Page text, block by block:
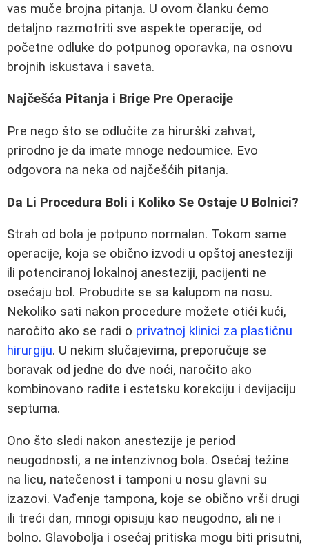
vas muče brojna pitanja. U ovom članku ćemo
detaljno razmotriti sve aspekte operacije, od
početne odluke do potpunog oporavka, na osnovu
brojnih iskustava i saveta.
Najčešća Pitanja i Brige Pre Operacije
Pre nego što se odlučite za hirurški zahvat,
prirodno je da imate mnoge nedoumice. Evo
odgovora na neka od najčešćih pitanja.
Da Li Procedura Boli i Koliko Se Ostaje U Bolnici?
Strah od bola je potpuno normalan. Tokom same
operacije, koja se obično izvodi u opštoj anesteziji
ili potenciranoj lokalnoj anesteziji, pacijenti ne
osećaju bol. Probudite se sa kalupom na nosu.
Nekoliko sati nakon procedure možete otići kući,
naročito ako se radi o privatnoj klinici za plastičnu
hirurgiju. U nekim slučajevima, preporučuje se
boravak od jedne do dve noći, naročito ako
kombinovano radite i estetsku korekciju i devijaciju
septuma.
Ono što sledi nakon anestezije je period
neugodnosti, a ne intenzivnog bola. Osećaj težine
na licu, natečenost i tamponi u nosu glavni su
izazovi. Vađenje tampona, koje se obično vrši drugi
ili treći dan, mnogi opisuju kao neugodno, ali ne i
bolno. Glavobolja i osećaj pritiska mogu biti prisutni,